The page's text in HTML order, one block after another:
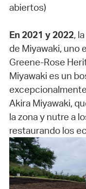
abiertos)
En 2021 y 2022,
de Miyawaki, uno
Greene-Rose
Miyawaki es un
Akira Miyawaki,
la zona y nutre a
restaurando los